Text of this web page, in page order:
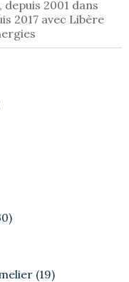
2001 dans
2017 avec Libère
(19)